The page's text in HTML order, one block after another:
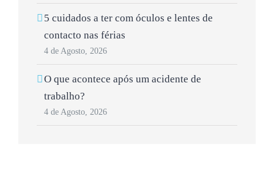
5 cuidados a ter com óculos e lentes de
contacto nas férias
4 de Agosto, 2026
O que acontece após um acidente de
trabalho?
4 de Agosto, 2026